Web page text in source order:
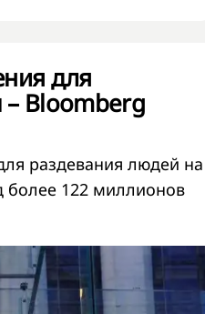
для
– Bloomberg
раздевания людей на
более 122 миллионов